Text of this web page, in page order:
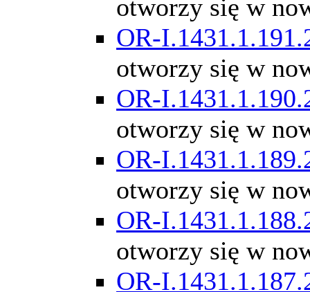
otworzy się w
OR-
otworzy się w
OR-
otworzy się w
OR-
otworzy się w
OR-
otworzy się w
OR-